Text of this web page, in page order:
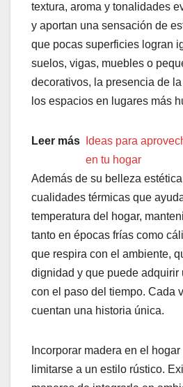
textura, aroma y tonalidades
y aportan una sensación de
que pocas superficies logran
suelos, vigas, muebles o
decorativos, la presencia de
los espacios en lugares más
Leer más
Ideas para
en tu hogar
Además de su belleza
cualidades térmicas que
temperatura del hogar,
tanto en épocas frías como
que respira con el ambiente,
dignidad y que puede adquirir
con el paso del tiempo. Cada
cuentan una historia única.
Incorporar madera en el
limitarse a un estilo rústico.